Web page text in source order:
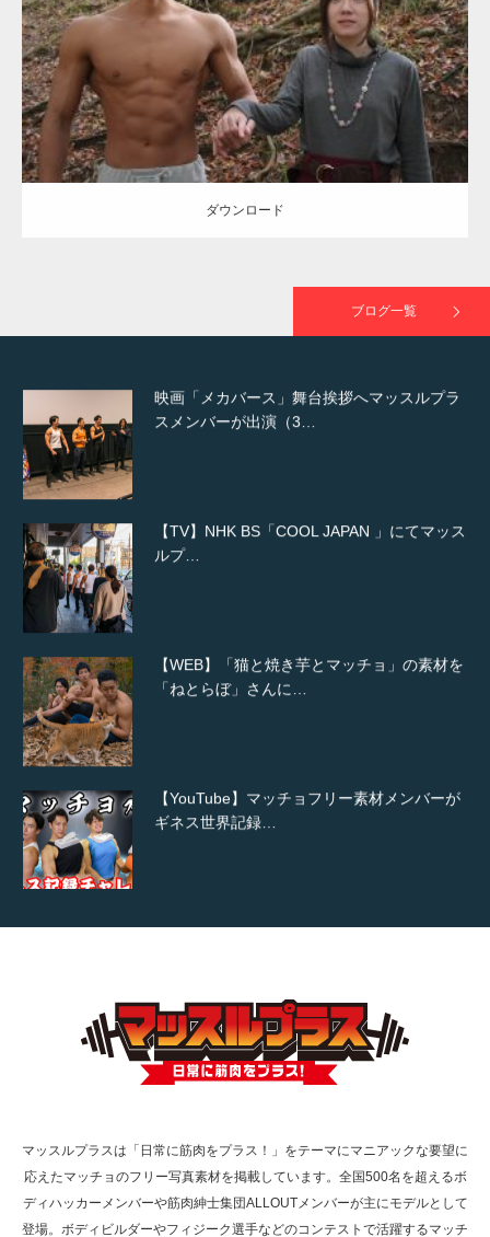
Category:公園のマッチョ その他 AKIHITO(細マッチョ) 大胸筋 腹筋
ダウンロード
ダウンロード
ブログ一覧
で紹介さ…
NHK「所さん！事件ですよ」に取材されまし
た（6/8放送）
映画「メカバース」舞台挨拶へマッスルプラ
スメンバーが出演（3…
【TV】NHK BS「COOL JAPAN 」にてマッス
ルプ…
【WEB】「猫と焼き芋とマッチョ」の素材を
「ねとらぼ」さんに…
【YouTube】マッチョフリー素材メンバーが
ギネス世界記録…
【TV】TBS番組「ひるおび」にてマッスルプ
TOKYO FMラジオ番組「ONE MORNING」
で紹介さ…
た（6/8放送）
マッスルプラスは「日常に筋肉をプラス！」をテーマにマニアックな要望に
応えたマッチョのフリー写真素材を掲載しています。全国500名を超えるボ
ディハッカーメンバーや筋肉紳士集団ALLOUTメンバーが主にモデルとして
登場。ボディビルダーやフィジーク選手などのコンテストで活躍するマッチ